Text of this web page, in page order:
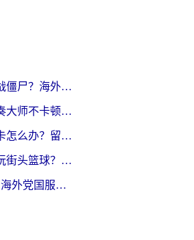
欧洲如何玩植物大战僵尸？海外党国服游戏加速避坑指南（附实测对比）
澳大利亚怎么玩节奏大师不卡顿？海外党国服游戏加速终极指南
国外打鸿图之下太卡怎么办？留学生亲测有效的国服游戏加速方案
日本用什么加速器玩街头篮球？海外党国服游戏不卡顿的终极攻略
外国人打刀塔2吗？海外党国服游戏加速避坑全攻略